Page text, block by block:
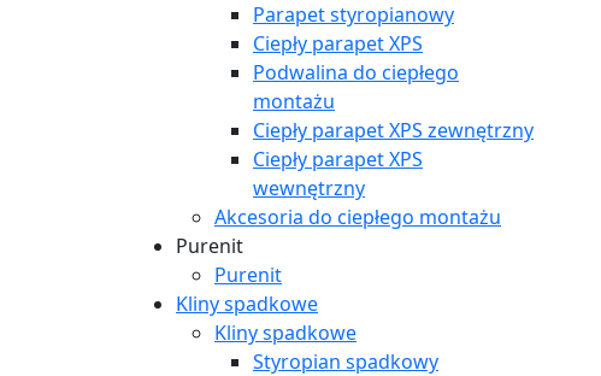
Parapet styropianowy
Ciepły parapet XPS
Podwalina do ciepłego
montażu
Ciepły parapet XPS zewnętrzny
Ciepły parapet XPS
wewnętrzny
Akcesoria do ciepłego montażu
Purenit
Purenit
Kliny spadkowe
Kliny spadkowe
Styropian spadkowy